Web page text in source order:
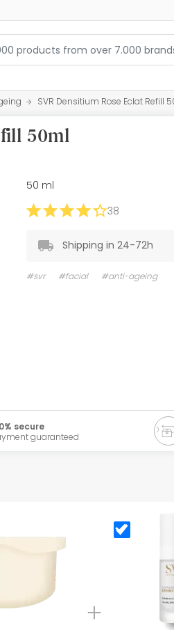
SVR Densitium Rose Eclat Refill
50ml
50 ml
38
Shipping in 24-72h
#svr #facial #anti-ageing
secure
guaranteed